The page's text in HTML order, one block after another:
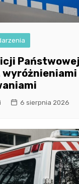
6 sierpnia 2026